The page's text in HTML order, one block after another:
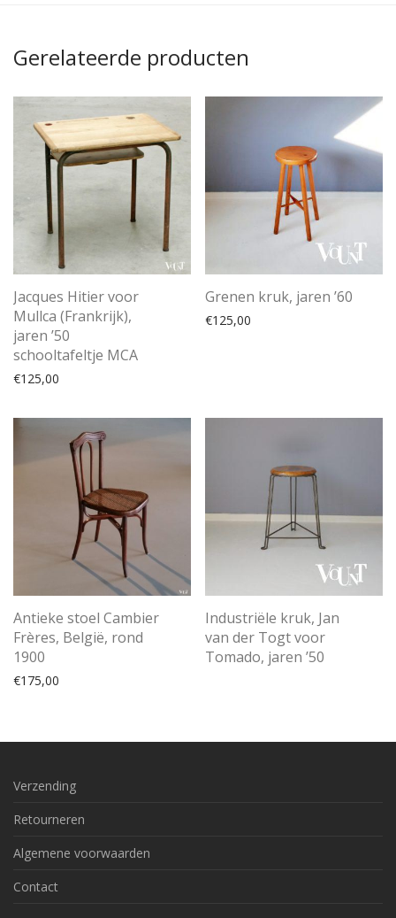
Gerelateerde producten
Jacques Hitier voor
Mullca (Frankrijk),
jaren ’50
schooltafeltje MCA
€125,00
Grenen kruk, jaren ’60
€125,00
Antieke stoel Cambier
Frères, België, rond
1900
€175,00
Industriële kruk, Jan
van der Togt voor
Tomado, jaren ’50
Verzending
Retourneren
Algemene voorwaarden
Contact